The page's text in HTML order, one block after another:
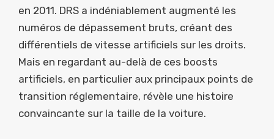
en 2011. DRS a indéniablement augmenté les
numéros de dépassement bruts, créant des
différentiels de vitesse artificiels sur les droits.
Mais en regardant au-delà de ces boosts
artificiels, en particulier aux principaux points de
transition réglementaire, révèle une histoire
convaincante sur la taille de la voiture.